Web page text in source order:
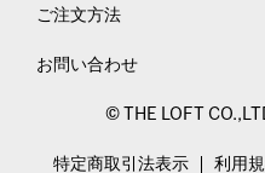
ご注文方法
お問い合わせ
© THE LOFT
特定商取引法表示 利用